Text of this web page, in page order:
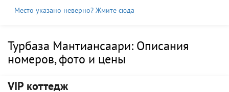
Место указано неверно? Жмите сюда
Турбаза Мантиансаари: Описания
номеров, фото и цены
VIP коттедж